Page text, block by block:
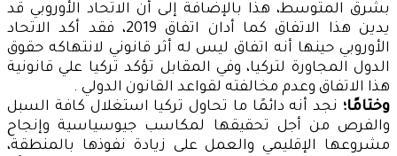
بشرق المتوسط، هذا بالإضافة إلى أن الاتحاد الأوروبي قد
يدين هذا الاتفاق كما أدان اتفاق 2019، فقد أكد الاتحاد
الأوروبي حينها أنه اتفاق ليس له أثر قانوني لانتهاكه حقوق
الدول المجاورة لتركيا، وفي المقابل تؤكد تركيا علي قانونية
هذا الاتفاق وعدم مخالفته لقواعد القانون الدولي .
وختامًا؛ نجد أنه دائمًا ما تحاول تركيا استغلال كافة السبل
والفرص من أجل تحقيقها لمكاسب جيوسياسية وإنجاح
مشروعها الإقليمي والعمل على زيادة نفوذها بالمنطقة،